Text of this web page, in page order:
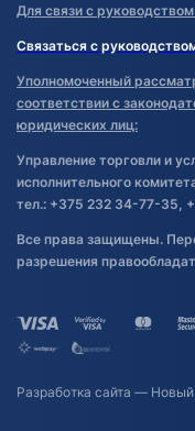
Для связи с
Связаться с
Уполномоченный
соответствии с
юридических лиц:
Управление торговли и
исполнительного
тел.: +375 232 34-77-35,
Все права защищены.
разрешения
Разработка сайта — Новый